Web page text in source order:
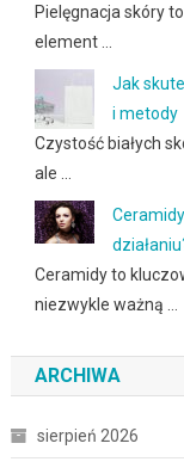
Pielęgnacja skóry
element …
Jak
i metody
Czystość białych
ale …
Ceramidy to
niezwykle ważną …
ARCHIWA
sierpień 2026